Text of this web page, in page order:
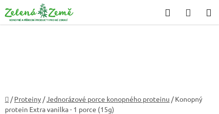
na
obsah
Hledat
KOŠÍK
Domů
/ Proteiny /Jednorázové porce konopného proteinu / Konopný
protein Extra vanilka - 1 porce (15g)